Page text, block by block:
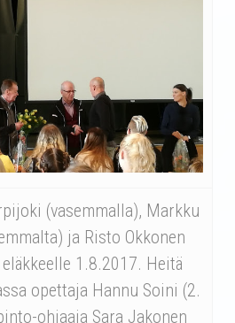
(vasemmalla), Markku
ja Risto Okkonen
1.8.2017. Heitä
opettaja Hannu Soini (2.
ohjaaja Sara Jakonen